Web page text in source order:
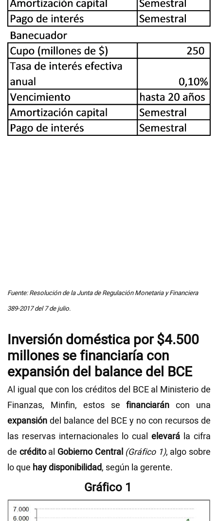
Fuente: Resolución de la Junta de Regulación Monetaria y Financiera
389-2017 del 7 de julio.
Inversión doméstica por $4.500
millones se financiaría con
expansión del balance del BCE
Al igual que con los créditos del BCE al Ministerio de
Finanzas, Minfin, estos sefinanciaráncon una
expansión del balance del BCE y no con recursos de
las reservas internacionales lo cual elevará la cifra
de créditoal Gobierno Central (Gráfico 1), algo sobre
lo que hay disponibilidad, según la gerente.
Gráfico 1